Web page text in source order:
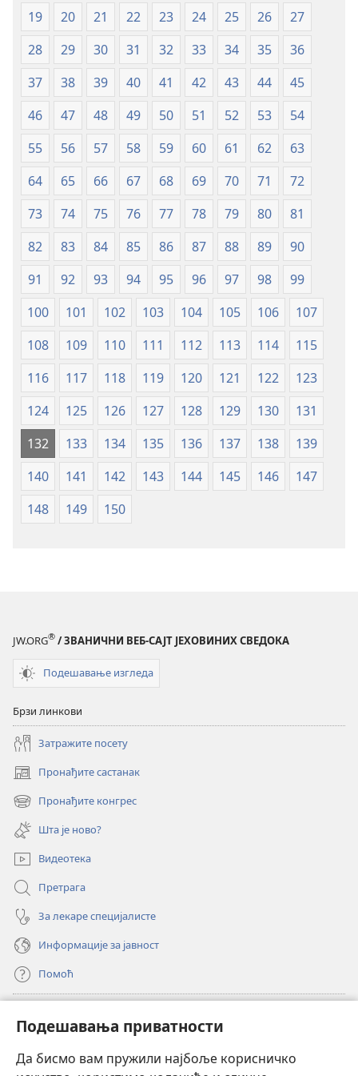
Подешавања приватности
Да бисмо вам пружили најбоље корисничко
19
20 21 22 23 24 25 26
27
28
29 30 31 32 33 34 35
36
37
38 39 40 41 42 43 44
45
46
47 48 49 50 51 52 53
54
55
56 57 58 59 60 61 62
63
64
65 66 67 68 69 70 71
72
73
74 75 76 77 78 79 80
81
82
83 84 85 86 87 88 89
90
91
92 93 94 95 96 97 98
99
100
101 102 103 104 105 106
107
108
109 110 111 112 113 114
115
116
117 118 119 120 121 122
123
124
125 126 127 128 129 130
131
132
133 134 135 136 137 138
139
140
141 142 143 144 145 146
147
148
149 150
JW.ORG® / ЗВАНИЧНИ ВЕБ-САЈТ ЈЕХОВИНИХ СВЕДОКА
Подешавање изгледа
Брзи линкови
Затражите посету
Пронађите састанак
(отвара
нови
прозор)
Пронађите конгрес
(отвара
нови
прозор)
Шта је ново?
Видеотека
Претрага
За лекаре специјалисте
Информације за јавност
Помоћ
(отвара
нови
прозор)ОНЛАЈН БИБЛИОТЕКА Watchtower
(отвара